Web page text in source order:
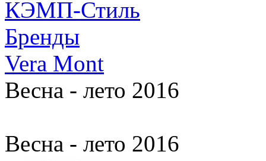
КЭМП-Стиль
Бренды
Vera Mont
Весна - лето 2016
Весна - лето 2016